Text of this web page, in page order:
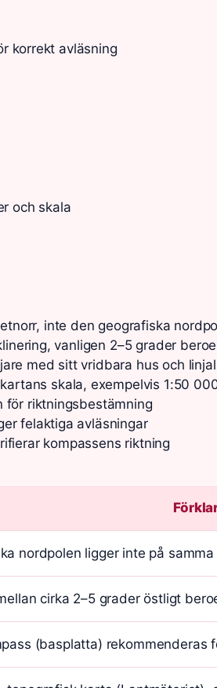
korrekt avläsning
och skala
inte den geografiska
vanligen 2–5 grader
med sitt vridbara hus och linjal
skala, exempelvis 1:50
för riktningsbestämning
felaktiga avläsningar
kompassens riktning
nordpolen ligger inte på
cirka 2–5 grader östligt
(basplatta) rekommenderas